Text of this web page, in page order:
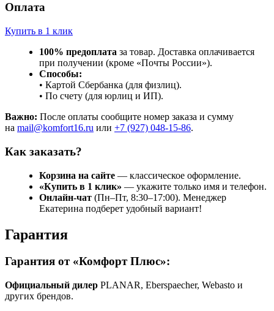
Оплата
Купить в 1 клик
100% предоплата за товар. Доставка оплачивается
при получении (кроме «Почты России»).
Способы:
• Картой Сбербанка (для физлиц).
• По счету (для юрлиц и ИП).
Важно: После оплаты сообщите номер заказа и сумму
на mail@komfort16.ru или +7 (927) 048-15-86.
Как заказать?
Корзина на сайте — классическое оформление.
«Купить в 1 клик» — укажите только имя и телефон.
Онлайн-чат (Пн–Пт, 8:30–17:00). Менеджер
Екатерина подберет удобный вариант!
Гарантия
Гарантия от «Комфорт Плюс»:
Официальный дилер PLANAR, Eberspaecher, Webasto и
других брендов.